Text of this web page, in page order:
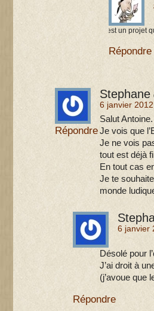
C’est un
Répondre
Stephane
6 janvier
Salut Antoine.
Je vois que
Je ne vois
tout est déjà
En tout cas
Je te
monde
Répondre
6 janvier
Désolé pour
J’ai droit à
(j’avoue que
Répondre